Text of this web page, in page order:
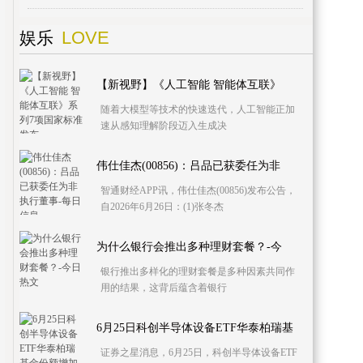
娱乐 LOVE
【新视野】《人工智能 智能体互联》
随着大模型等技术的快速迭代，人工智能正加
速从感知理解阶段迈入生成决
伟仕佳杰(00856)：吕品已获委任为非
智通财经APP讯，伟仕佳杰(00856)发布公告，
自2026年6月26日：(1)张冬杰
为什么银行会推出多种理财套餐？-今
银行推出多样化的理财套餐是多种因素共同作
用的结果，这背后蕴含着银行
6月25日科创半导体设备ETF华泰柏瑞基
证券之星消息，6月25日，科创半导体设备ETF